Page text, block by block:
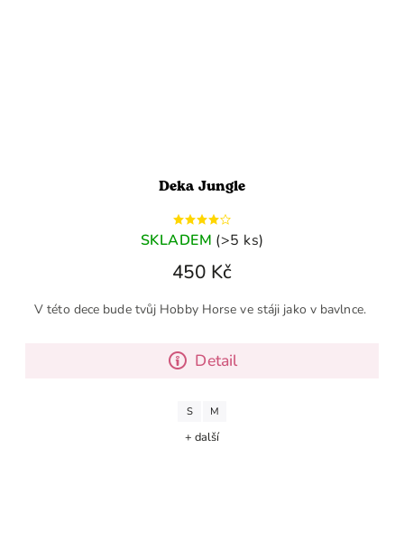
Deka Jungle
SKLADEM (>5 ks)
450 Kč
Detail
V této dece bude tvůj Hobby Horse ve stáji jako v bavlnce.
S M
+ další